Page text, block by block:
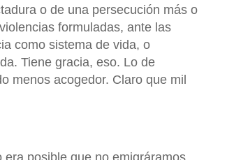
o de una persecución más o
formuladas, ante las
como sistema de vida, o
Tiene gracia, eso. Lo de
menos acogedor. Claro que mil
posible que no emigráramos